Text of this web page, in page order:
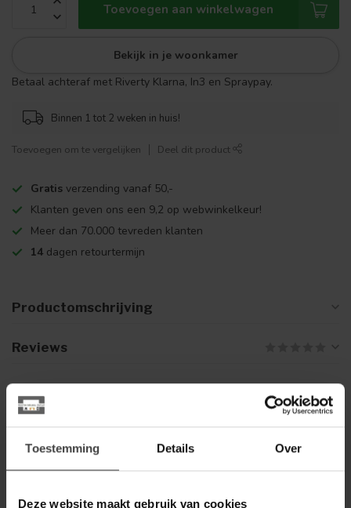
Toestemming Details Over
Deze website maakt gebruik van cookies
Toevoegen aan winkelwagen
Bekijk in je woonkamer
Betaal achteraf met Riverty Klarna, In3 en Spraypay.
Binnen 1 tot 2 weken in huis!
Toevoegen om te vergelijken Deel dit product
Gratis verzending vanaf 50,-
Klanten geven ons een 9,2 op webwinkelkeur!
Meer dan 70.000 tevreden klanten
14 dagen retourtermijn
Productomschrijving
Reviews
Gerelateerde producten
Tower Living Eetkamerstoel
Ferro - Cognac, donkerbruin,
groen en antraciet
€149,00